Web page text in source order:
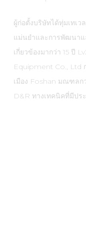
ผู้ก่อตั้งบริษัทได้ทุ่มเทเ
แม่นยำและการพัฒนาแ
เกี่ยวข้องมากว่า 15 ปี
Equipment Co., Ltd
เมือง Foshan มณฑลก
D&R ทางเทคนิคที่มีป